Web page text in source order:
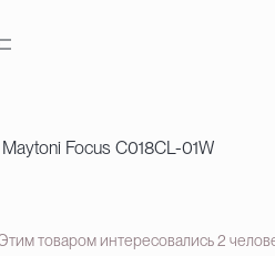
Focus C018CL-01W
товаром интересовались 2